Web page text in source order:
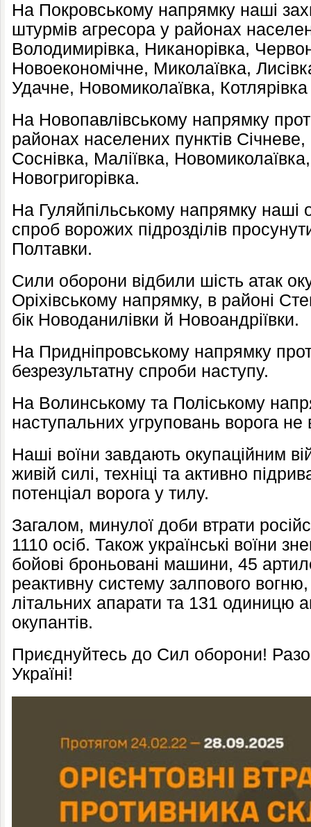
На Покровському напрямку наші
штурмів агресора у районах
Володимирівка, Никанорівка,
Новоекономічне, Миколаївка,
Удачне, Новомиколаївка,
На Новопавлівському напрямку
районах населених пунктів
Соснівка, Маліївка,
Новогригорівка.
На Гуляйпільському напрямку наші
спроб ворожих підрозділів
Полтавки.
Сили оборони відбили шість атак
Оріхівському напрямку, в районі
бік Новоданилівки й Новоандріївки.
На Придніпровському напрямку
безрезультатну спроби наступу.
На Волинському та Поліському
наступальних угруповань ворога не
Наші воїни завдають окупаційним
живій силі, техніці та активно
потенціал ворога у тилу.
Загалом, минулої доби втрати
1110 осіб. Також українські воїни
бойові броньовані машини, 45
реактивну систему залпового
літальних апарати та 131 одиницю
окупантів.
Приєднуйтесь до Сил оборони!
Україні!